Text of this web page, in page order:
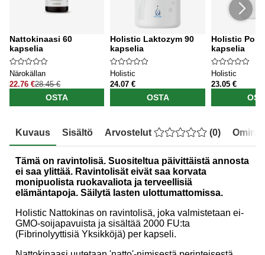
Nattokinaasi 60
kapselia
Närokällan
22.76 €28.45 €
OSTA
Holistic Laktozym 90
kapselia
Holistic
24.07 €
OSTA
Holistic
kapselia
Holistic
23.05 €
Kuvaus Sisältö Arvostelut (0)
Tämä on ravintolisä. Suositeltua päivittäistä annosta
ei saa ylittää. Ravintolisät eivät saa korvata
monipuolista ruokavaliota ja terveellisiä
elämäntapoja. Säilytä lasten ulottumattomissa.
Holistic Nattokinas on ravintolisä, joka valmistetaan ei-
GMO-soijapavuista ja sisältää 2000 FU:ta
(Fibrinolyyttisiä Yksikköjä) per kapseli.